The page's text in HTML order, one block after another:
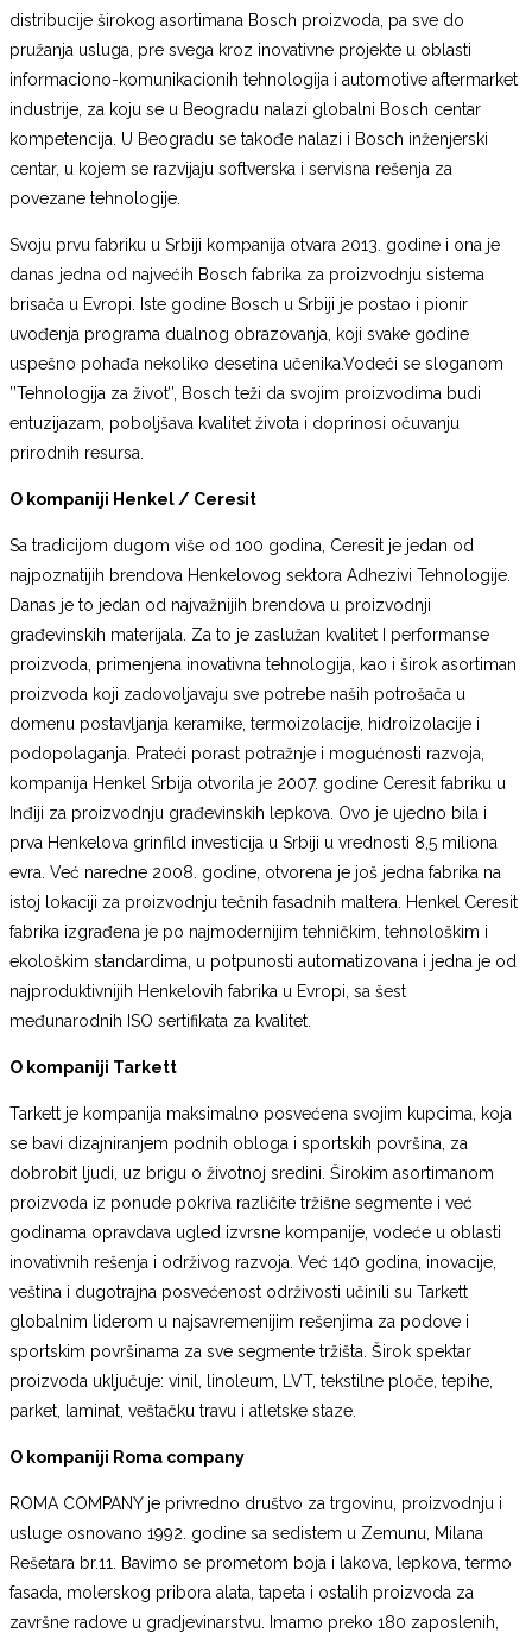
distribucije širokog asortimana Bosch proizvoda, pa sve do
pružanja usluga, pre svega kroz inovativne projekte u oblasti
informaciono-komunikacionih tehnologija i automotive aftermarket
industrije, za koju se u Beogradu nalazi globalni Bosch centar
kompetencija. U Beogradu se takođe nalazi i Bosch inženjerski
centar, u kojem se razvijaju softverska i servisna rešenja za
povezane tehnologije.
Svoju prvu fabriku u Srbiji kompanija otvara 2013. godine i ona je
danas jedna od najvećih Bosch fabrika za proizvodnju sistema
brisača u Evropi. Iste godine Bosch u Srbiji je postao i pionir
uvođenja programa dualnog obrazovanja, koji svake godine
uspešno pohađa nekoliko desetina učenika.Vodeći se sloganom
’’Tehnologija za život’’, Bosch teži da svojim proizvodima budi
entuzijazam, poboljšava kvalitet života i doprinosi očuvanju
prirodnih resursa.
O kompaniji Henkel / Ceresit
Sa tradicijom dugom više od 100 godina, Ceresit je jedan od
najpoznatijih brendova Henkelovog sektora Adhezivi Tehnologije.
Danas je to jedan od najvažnijih brendova u proizvodnji
građevinskih materijala. Za to je zaslužan kvalitet I performanse
proizvoda, primenjena inovativna tehnologija, kao i širok asortiman
proizvoda koji zadovoljavaju sve potrebe naših potrošača u
domenu postavljanja keramike, termoizolacije, hidroizolacije i
podopolaganja. Prateći porast potražnje i mogućnosti razvoja,
kompanija Henkel Srbija otvorila je 2007. godine Ceresit fabriku u
Inđiji za proizvodnju građevinskih lepkova. Ovo je ujedno bila i
prva Henkelova grinfild investicija u Srbiji u vrednosti 8,5 miliona
evra. Već naredne 2008. godine, otvorena je još jedna fabrika na
istoj lokaciji za proizvodnju tečnih fasadnih maltera. Henkel Ceresit
fabrika izgrađena je po najmodernijim tehničkim, tehnološkim i
ekološkim standardima, u potpunosti automatizovana i jedna je od
najproduktivnijih Henkelovih fabrika u Evropi, sa šest
međunarodnih ISO sertifikata za kvalitet.
O kompaniji Tarkett
Tarkett je kompanija maksimalno posvećena svojim kupcima, koja
se bavi dizajniranjem podnih obloga i sportskih površina, za
dobrobit ljudi, uz brigu o životnoj sredini. Širokim asortimanom
proizvoda iz ponude pokriva različite tržišne segmente i već
godinama opravdava ugled izvrsne kompanije, vodeće u oblasti
inovativnih rešenja i održivog razvoja. Već 140 godina, inovacije,
veština i dugotrajna posvećenost održivosti učinili su Tarkett
globalnim liderom u najsavremenijim rešenjima za podove i
sportskim površinama za sve segmente tržišta. Širok spektar
proizvoda uključuje: vinil, linoleum, LVT, tekstilne ploče, tepihe,
parket, laminat, veštačku travu i atletske staze.
O kompaniji Roma company
ROMA COMPANY je privredno društvo za trgovinu, proizvodnju i
usluge osnovano 1992. godine sa sedistem u Zemunu, Milana
Rešetara br.11. Bavimo se prometom boja i lakova, lepkova, termo
fasada, molerskog pribora alata, tapeta i ostalih proizvoda za
završne radove u gradjevinarstvu. Imamo preko 180 zaposlenih,